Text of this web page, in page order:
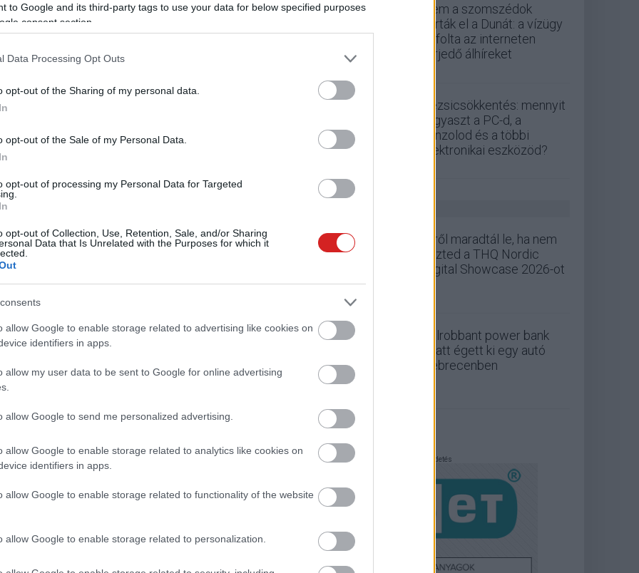
to Google and its third-party tags to use your data for below specified purposes
consent section.
Data Processing Opt Outs
opt-out of the Sharing of my personal data.
opt-out of the Sale of my Personal Data.
opt-out of processing my Personal Data for Targeted
opt-out of Collection, Use, Retention, Sale, and/or Sharing
Data that Is Unrelated with the Purposes for which it
allow Google to enable storage related to advertising like cookies on
identifiers in apps.
allow my user data to be sent to Google for online advertising
allow Google to send me personalized advertising.
allow Google to enable storage related to analytics like cookies on
identifiers in apps.
allow Google to enable storage related to functionality of the website
allow Google to enable storage related to personalization.
lehet a Honor
a Magic V Flip.
számítanak tömegterméknek, a folyamatosan
két eltérő irányzatot is eltartson, így már nemcsak
hanem akad néhány összecsukható, vagyis
szériák, de az Oppo Find N3 Flip és a Huawei P50
pedig az utóbbiból kinőtt Honor is beszállhat a ringbe
licitálhat.
Nem a szomszédok
zárták el a Dunát: a vízügy
cáfolta az interneten
terjedő álhíreket
Rezsicsökkentés: mennyit
fogyaszt a PC-d, a
konzolod és a többi
elektronikai eszközöd?
Erről maradtál le, ha nem
nézted a THQ Nordic
Digital Showcase 2026-ot
Felrobbant power bank
miatt égett ki egy autó
Debrecenben
Hirdetés